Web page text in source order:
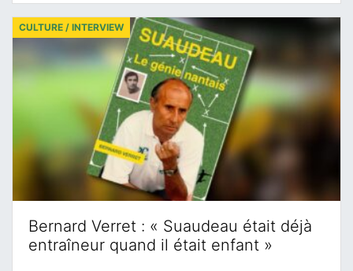
Bernard Verret : « Suaudeau était déjà
entraîneur quand il était enfant »
CULTURE / INTERVIEW